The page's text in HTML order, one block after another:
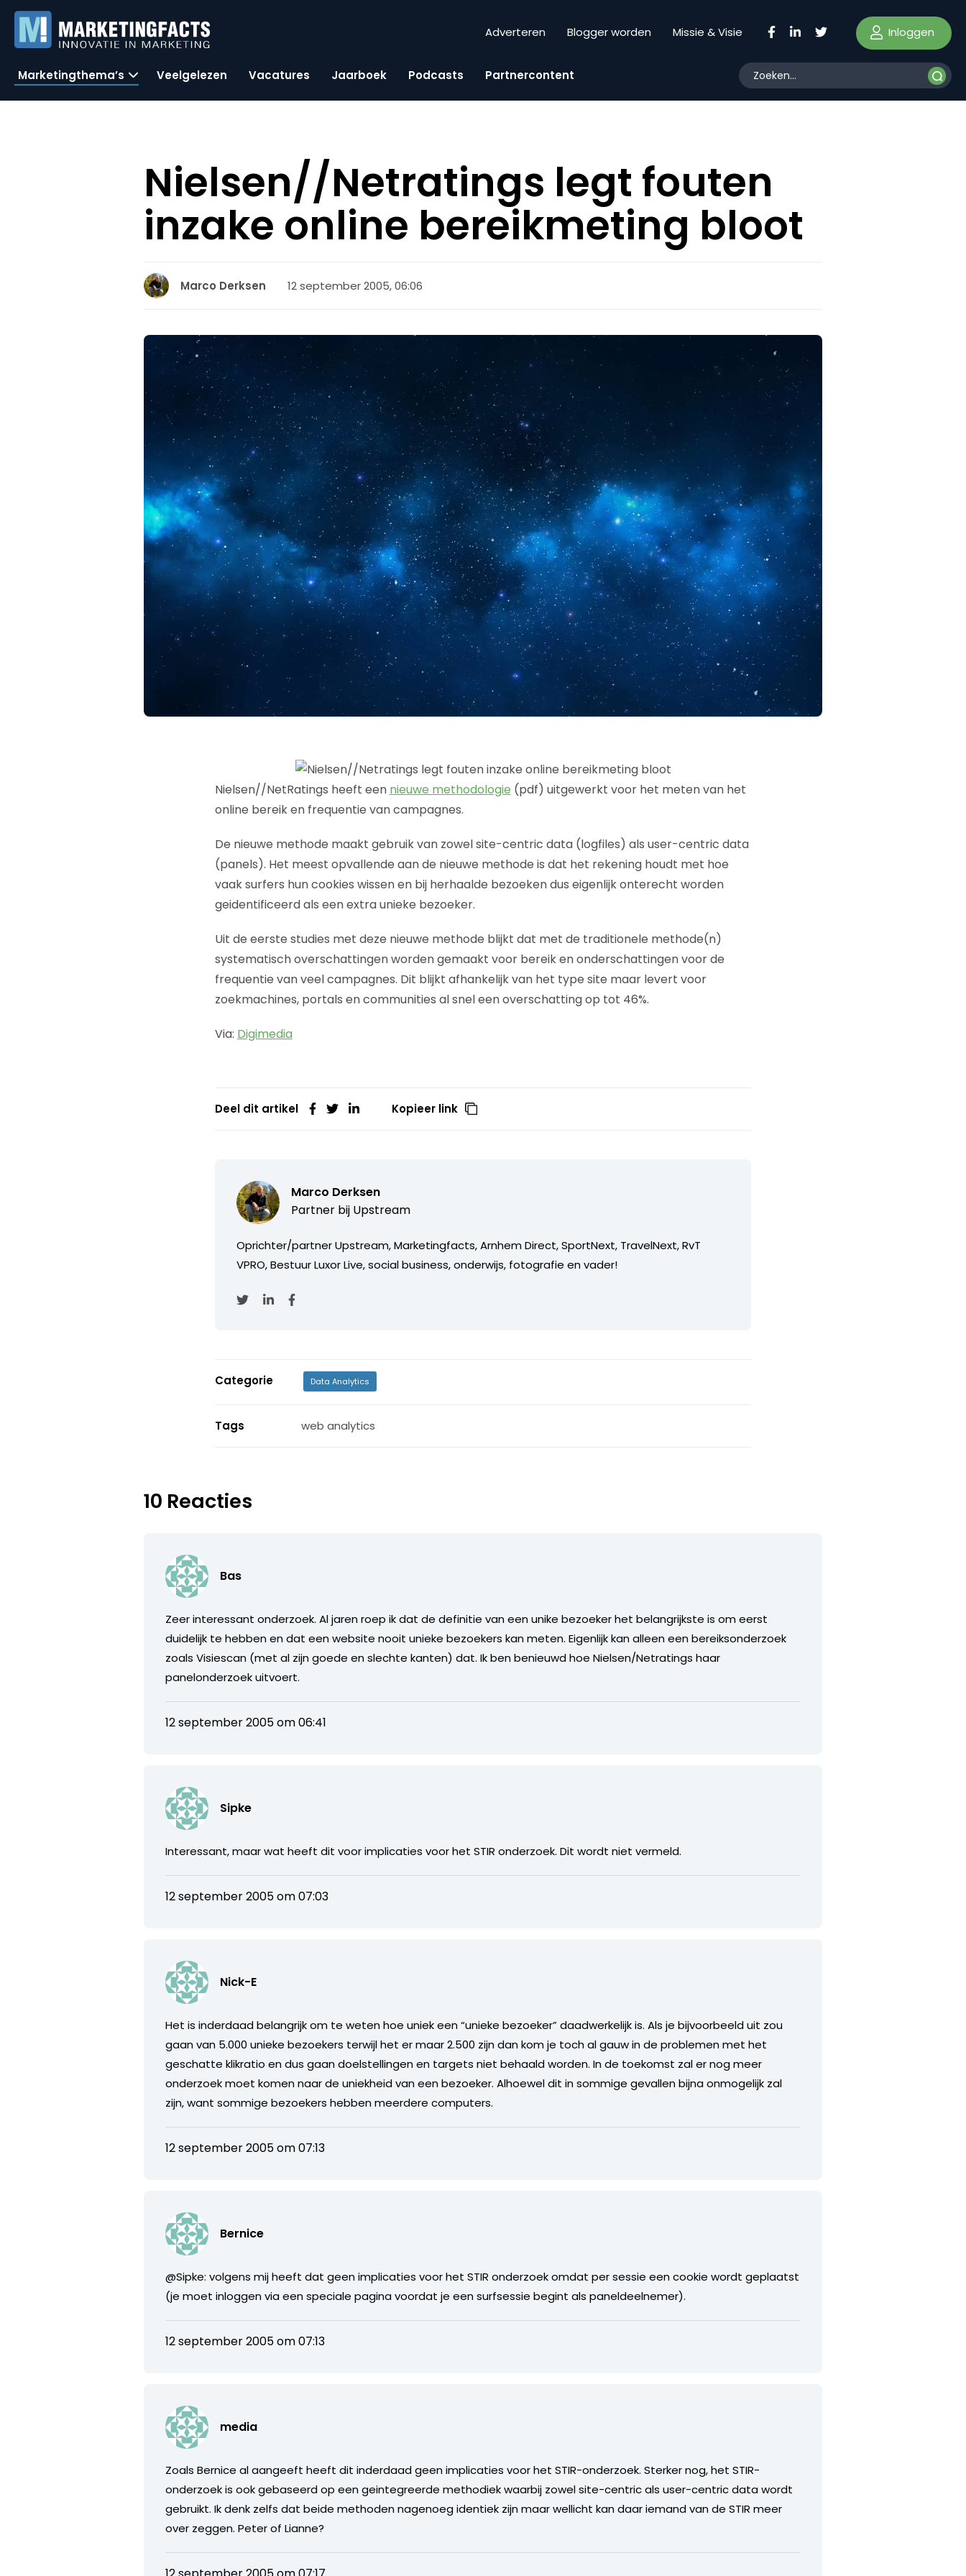
Adverteren Blogger worden Missie & Visie Inloggen
Marketingthema’s Veelgelezen Vacatures Jaarboek Podcasts Partnercontent
Nielsen//Netratings legt fouten
inzake online bereikmeting bloot
Marco Derksen 12 september 2005, 06:06
Nielsen//NetRatings heeft een nieuwe methodologie (pdf) uitgewerkt voor het meten van het
online bereik en frequentie van campagnes.
De nieuwe methode maakt gebruik van zowel site-centric data (logfiles) als user-centric data
(panels). Het meest opvallende aan de nieuwe methode is dat het rekening houdt met hoe
vaak surfers hun cookies wissen en bij herhaalde bezoeken dus eigenlijk onterecht worden
geidentificeerd als een extra unieke bezoeker.
Uit de eerste studies met deze nieuwe methode blijkt dat met de traditionele methode(n)
systematisch overschattingen worden gemaakt voor bereik en onderschattingen voor de
frequentie van veel campagnes. Dit blijkt afhankelijk van het type site maar levert voor
zoekmachines, portals en communities al snel een overschatting op tot 46%.
Via: Digimedia
Deel dit artikel Kopieer link
Marco Derksen
Partner bij Upstream
Oprichter/partner Upstream, Marketingfacts, Arnhem Direct, SportNext, TravelNext, RvT
VPRO, Bestuur Luxor Live, social business, onderwijs, fotografie en vader!
Categorie Data Analytics
Tags web analytics
10 Reacties
Bas
Zeer interessant onderzoek. Al jaren roep ik dat de definitie van een unike bezoeker het belangrijkste is om eerst
duidelijk te hebben en dat een website nooit unieke bezoekers kan meten. Eigenlijk kan alleen een bereiksonderzoek
zoals Visiescan (met al zijn goede en slechte kanten) dat. Ik ben benieuwd hoe Nielsen/Netratings haar
panelonderzoek uitvoert.
12 september 2005 om 06:41
Sipke
Interessant, maar wat heeft dit voor implicaties voor het STIR onderzoek. Dit wordt niet vermeld.
12 september 2005 om 07:03
Nick-E
Het is inderdaad belangrijk om te weten hoe uniek een “unieke bezoeker” daadwerkelijk is. Als je bijvoorbeeld uit zou
gaan van 5.000 unieke bezoekers terwijl het er maar 2.500 zijn dan kom je toch al gauw in de problemen met het
geschatte klikratio en dus gaan doelstellingen en targets niet behaald worden. In de toekomst zal er nog meer
onderzoek moet komen naar de uniekheid van een bezoeker. Alhoewel dit in sommige gevallen bijna onmogelijk zal
zijn, want sommige bezoekers hebben meerdere computers.
12 september 2005 om 07:13
Bernice
@Sipke: volgens mij heeft dat geen implicaties voor het STIR onderzoek omdat per sessie een cookie wordt geplaatst
(je moet inloggen via een speciale pagina voordat je een surfsessie begint als paneldeelnemer).
12 september 2005 om 07:13
media
Zoals Bernice al aangeeft heeft dit inderdaad geen implicaties voor het STIR-onderzoek. Sterker nog, het STIR-
onderzoek is ook gebaseerd op een geintegreerde methodiek waarbij zowel site-centric als user-centric data wordt
gebruikt. Ik denk zelfs dat beide methoden nagenoeg identiek zijn maar wellicht kan daar iemand van de STIR meer
over zeggen. Peter of Lianne?